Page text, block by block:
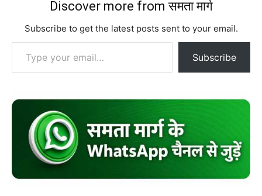
Discover more from समता मार्ग
Subscribe to get the latest posts sent to your email.
Type your email…
Subscribe